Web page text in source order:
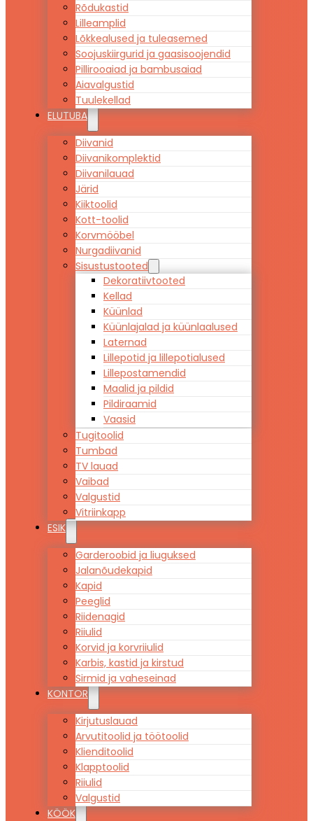
Rõdukastid
Lilleamplid
Lõkkealused ja tuleasemed
Soojuskiirgurid ja gaasisoojendid
Pillirooaiad ja bambusaiad
Aiavalgustid
Tuulekellad
ELUTUBA
Diivanid
Diivanikomplektid
Diivanilauad
Järid
Kiiktoolid
Kott-toolid
Korvmööbel
Nurgadiivanid
Sisustustooted
Dekoratiivtooted
Kellad
Küünlad
Küünlajalad ja küünlaalused
Laternad
Lillepotid ja lillepotialused
Lillepostamendid
Maalid ja pildid
Pildiraamid
Vaasid
Tugitoolid
Tumbad
TV lauad
Vaibad
Valgustid
Vitriinkapp
ESIK
Garderoobid ja liuguksed
Jalanõudekapid
Kapid
Peeglid
Riidenagid
Riiulid
Korvid ja korvriiulid
Karbis, kastid ja kirstud
Sirmid ja vaheseinad
KONTOR
Kirjutuslauad
Arvutitoolid ja töötoolid
Klienditoolid
Klapptoolid
Riiulid
Valgustid
KÖÖK